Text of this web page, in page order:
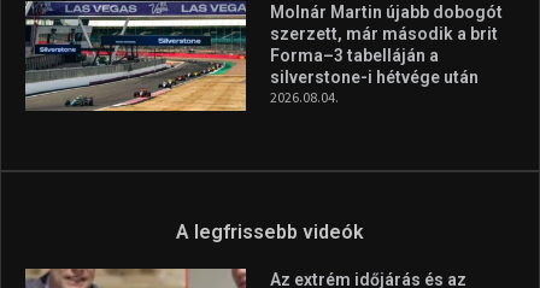
Molnár Martin újabb dobogót
szerzett, már második a brit
Forma–3 tabelláján a
silverstone-i hétvége után
2026.08.04.
A legfrissebb videók
Az extrém időjárás és az